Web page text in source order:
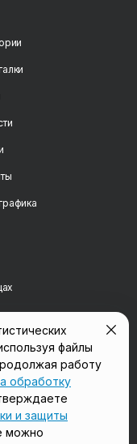
файлы
работу
обработку
и защиты
можно